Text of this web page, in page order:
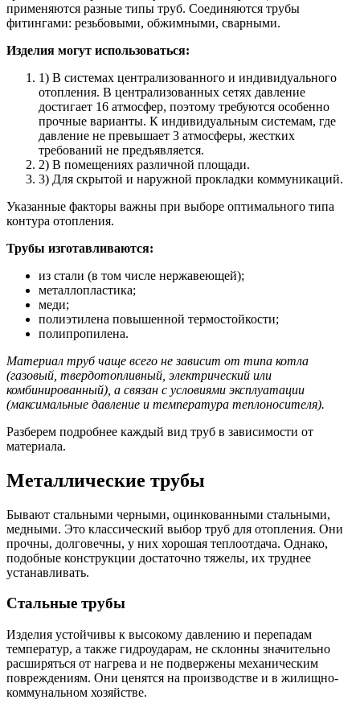
применяются разные типы труб. Соединяются трубы
фитингами: резьбовыми, обжимными, сварными.
Изделия могут использоваться:
1) В системах централизованного и индивидуального
отопления. В централизованных сетях давление
достигает 16 атмосфер, поэтому требуются особенно
прочные варианты. К индивидуальным системам, где
давление не превышает 3 атмосферы, жестких
требований не предъявляется.
2) В помещениях различной площади.
3) Для скрытой и наружной прокладки коммуникаций.
Указанные факторы важны при выборе оптимального типа
контура отопления.
Трубы изготавливаются:
из стали (в том числе нержавеющей);
металлопластика;
меди;
полиэтилена повышенной термостойкости;
полипропилена.
Материал труб чаще всего не зависит от типа котла
(газовый, твердотопливный, электрический или
комбинированный), а связан с условиями эксплуатации
(максимальные давление и температура теплоносителя).
Разберем подробнее каждый вид труб в зависимости от
материала.
Металлические трубы
Бывают стальными черными, оцинкованными стальными,
медными. Это классический выбор труб для отопления. Они
прочны, долговечны, у них хорошая теплоотдача. Однако,
подобные конструкции достаточно тяжелы, их труднее
устанавливать.
Стальные трубы
Изделия устойчивы к высокому давлению и перепадам
температур, а также гидроударам, не склонны значительно
расширяться от нагрева и не подвержены механическим
повреждениям. Они ценятся на производстве и в жилищно-
коммунальном хозяйстве.